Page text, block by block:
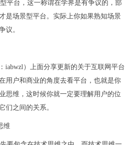
平台，这一称谓在学界是有争议的，部
是场景型平台。实际上你如果熟知场景
议。
iabwzl）上面分享更新的关于互联网平台
用户和商业的角度去看平台，也就是你
思维，这时候你就一定要理解用户的位
们之间的关系。
维